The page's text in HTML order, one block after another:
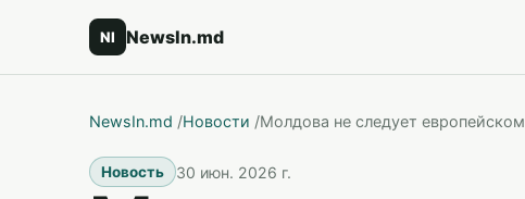
NI NewsIn.md
NewsIn.md /Новости /Молдова не следует
Новость 30 июн. 2026 г.